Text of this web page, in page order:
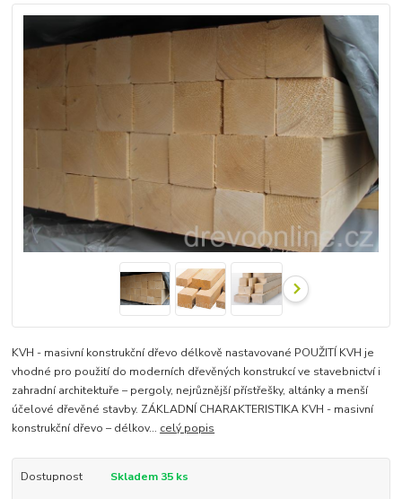
KVH - masivní konstrukční dřevo délkově nastavované POUŽITÍ KVH je
vhodné pro použití do moderních dřevěných konstrukcí ve stavebnictví i
zahradní architektuře – pergoly, nejrůznější přístřešky, altánky a menší
účelové dřevěné stavby. ZÁKLADNÍ CHARAKTERISTIKA KVH - masivní
konstrukční dřevo – délkov... celý popis
Dostupnost Skladem 35 ks